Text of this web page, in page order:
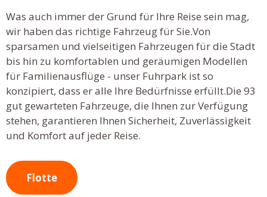
Was auch immer der Grund für Ihre Reise sein mag,
wir haben das richtige Fahrzeug für Sie.Von
sparsamen und vielseitigen Fahrzeugen für die Stadt
bis hin zu komfortablen und geräumigen Modellen
für Familienausflüge - unser Fuhrpark ist so
konzipiert, dass er alle Ihre Bedürfnisse erfüllt.Die 93
gut gewarteten Fahrzeuge, die Ihnen zur Verfügung
stehen, garantieren Ihnen Sicherheit, Zuverlässigkeit
und Komfort auf jeder Reise.
Flotte